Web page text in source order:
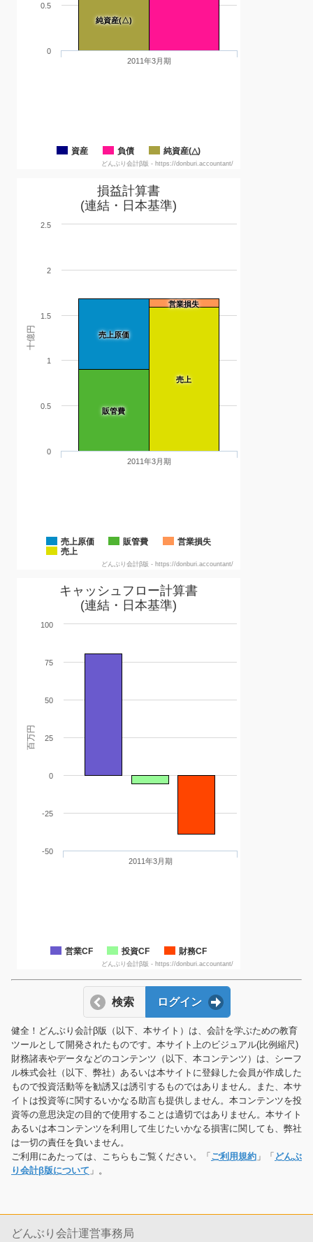
純資産(△)
資産 負債 純資産(△)
2011年3月期
0
0.5
どんぶり会計β版 - https://donburi.accountant/
十億円
損益計算書
(連結・日本基準)
売上原価
販管費
営業損失
売上
売上原価 販管費
営業損失
売上
2011年3月期
0
0.5
1
1.5
2
2.5
どんぶり会計β版 - https://donburi.accountant/
百万円
キャッシュフロー計算書
(連結・日本基準)
営業CF 投資CF 財務CF
2011年3月期
-50
-25
0
25
50
75
100
どんぶり会計β版 - https://donburi.accountant/
検索 ログイン
健全！どんぶり会計β版（以下、本サイト）は、会計を学ぶための教育
ツールとして開発されたものです。本サイト上のビジュアル(比例縮尺)
財務諸表やデータなどのコンテンツ（以下、本コンテンツ）は、シーフ
ル株式会社（以下、弊社）あるいは本サイトに登録した会員が作成した
もので投資活動等を勧誘又は誘引するものではありません。また、本サ
イトは投資等に関するいかなる助言も提供しません。本コンテンツを投
資等の意思決定の目的で使用することは適切ではありません。本サイト
あるいは本コンテンツを利用して生じたいかなる損害に関しても、弊社
は一切の責任を負いません。
ご利用にあたっては、こちらもご覧ください。「 ご利用規約 」「 どんぶ
り会計β版について 」。
どんぶり会計運営事務局